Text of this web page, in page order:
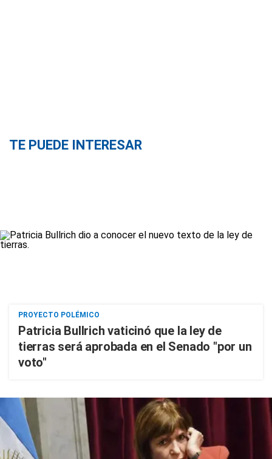
TE PUEDE INTERESAR
PROYECTO POLÉMICO
Patricia Bullrich vaticinó que la ley de
tierras será aprobada en el Senado "por un
voto"